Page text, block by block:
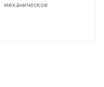
механическое